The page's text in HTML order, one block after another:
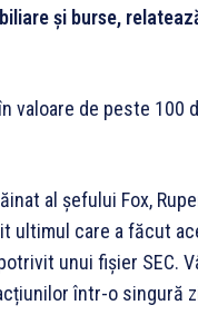
și burse,
valoare de peste 100
al șefului Fox,
ultimul care a făcut
unui fișier SEC.
într-o singură